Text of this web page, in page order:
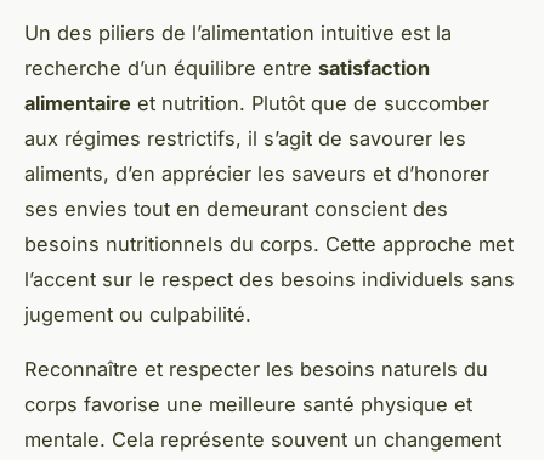
Un des piliers de l’alimentation intuitive est la
recherche d’un équilibre entre satisfaction
alimentaire et nutrition. Plutôt que de succomber
aux régimes restrictifs, il s’agit de savourer les
aliments, d’en apprécier les saveurs et d’honorer
ses envies tout en demeurant conscient des
besoins nutritionnels du corps. Cette approche met
l’accent sur le respect des besoins individuels sans
jugement ou culpabilité.
Reconnaître et respecter les besoins naturels du
corps favorise une meilleure santé physique et
mentale. Cela représente souvent un changement